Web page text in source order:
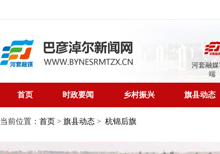
河套融
端
首页 时政要闻 乡村振兴 旗县动态
当前位置： 首页 > 旗县动态 > 杭锦后旗